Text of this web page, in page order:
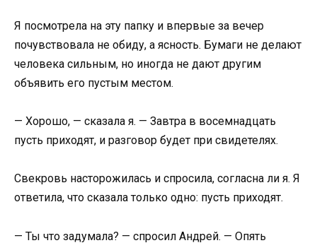
Я посмотрела на эту папку и впервые за вечер
почувствовала не обиду, а ясность. Бумаги не делают
человека сильным, но иногда не дают другим
объявить его пустым местом.
— Хорошо, — сказала я. — Завтра в восемнадцать
пусть приходят, и разговор будет при свидетелях.
Свекровь насторожилась и спросила, согласна ли я. Я
ответила, что сказала только одно: пусть приходят.
— Ты что задумала? — спросил Андрей. — Опять